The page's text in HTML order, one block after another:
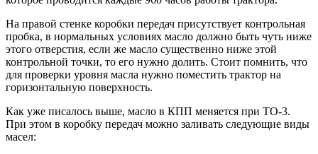
На правой стенке коробки передач присутствует контрольная
пробка, в нормальных условиях масло должно быть чуть ниже
этого отверстия, если же масло существенно ниже этой
контрольной точки, то его нужно долить. Стоит помнить, что
для проверки уровня масла нужно поместить трактор на
горизонтальную поверхность.
Как уже писалось выше, масло в КПП меняется при ТО-3.
При этом в коробку передач можно заливать следующие виды
масел: